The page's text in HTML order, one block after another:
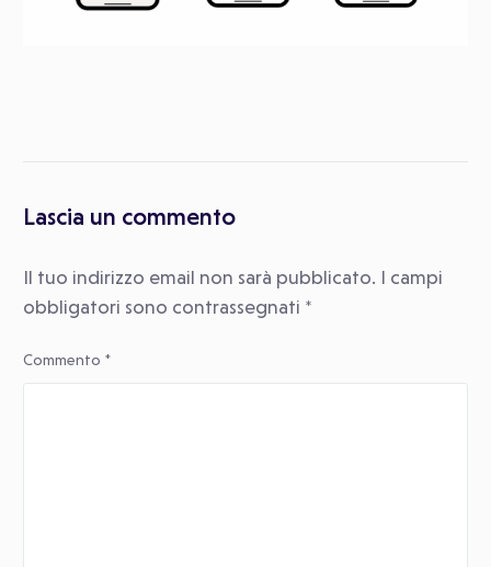
Lascia un commento
Il tuo indirizzo email non sarà pubblicato. I campi
obbligatori sono contrassegnati *
Commento *